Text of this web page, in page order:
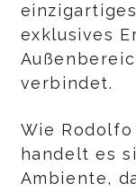
exklusives
verbindet.
Wie
handelt es
Ambiente,